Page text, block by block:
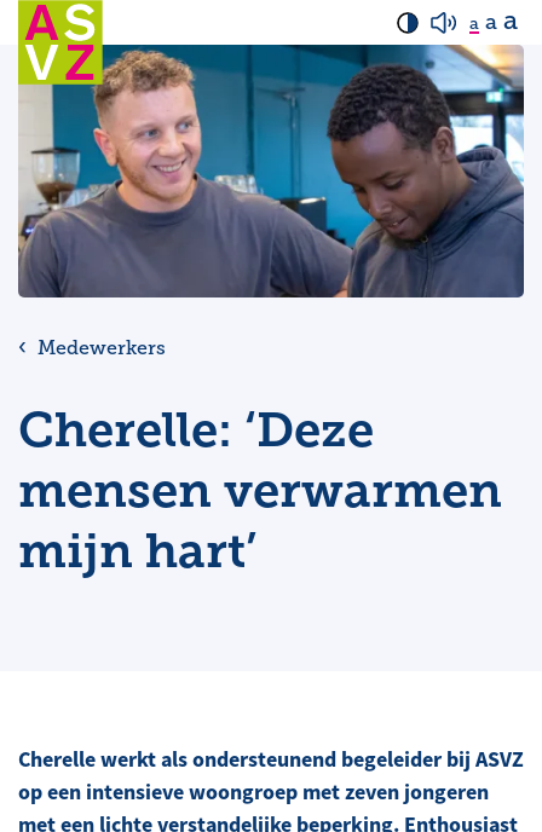
a a a
Medewerkers
Cherelle: ‘Deze
mensen verwarmen
mijn hart’
Cherelle werkt als ondersteunend begeleider bij ASVZ
op een intensieve woongroep met zeven jongeren
met een lichte verstandelijke beperking. Enthousiast